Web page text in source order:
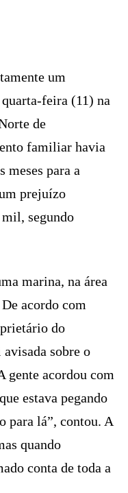
um
feira (11) na
de
familiar havia
meses para a
prejuízo
segundo
marina, na área
acordo com
do
sobre o
gente acordou com
estava pegando
para lá”, contou. A
quando
conta de toda a